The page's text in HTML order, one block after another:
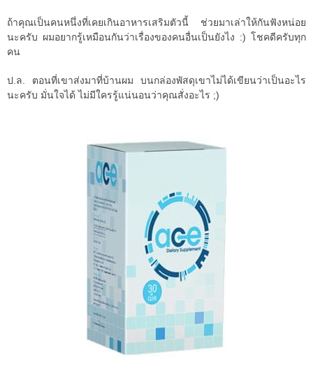
ถ้าคุณเป็นคนหนึ่งที่เคยเกินอาหารเสริมตัวนี้ ช่วยมาเล่าให้กันฟังหน่อย
นะครับ ผมอยากรู้เหมือนกันว่าเรื่องของคนอื่นเป็นยังไง :) โชคดีครับทุก
คน
ป.ล. ตอนที่เขาส่งมาที่บ้านผม บนกล่องพัสดุเขาไม่ได้เขียนว่าเป็นอะไร
นะครับ มั่นใจได้ ไม่มีใครรู้แน่นอนว่าคุณสั่งอะไร ;)